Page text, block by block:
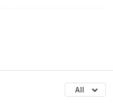
All